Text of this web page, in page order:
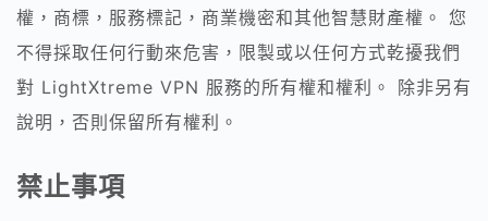
權，商標，服務標記，商業機密和其他智慧財產權。 您
不得採取任何行動來危害，限製或以任何方式乾擾我們
對 LightXtreme VPN 服務的所有權和權利。 除非另有
說明，否則保留所有權利。
禁止事項